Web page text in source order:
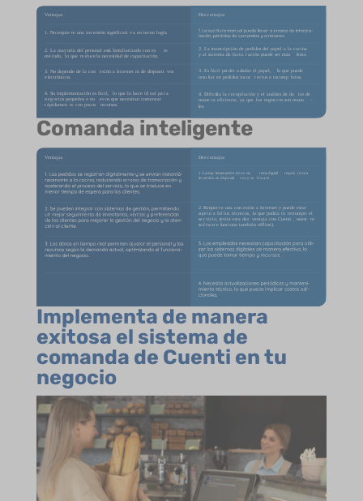
Comanda inteligente
Implementa de manera
exitosa el sistema de
comanda de Cuenti en tu
negocio